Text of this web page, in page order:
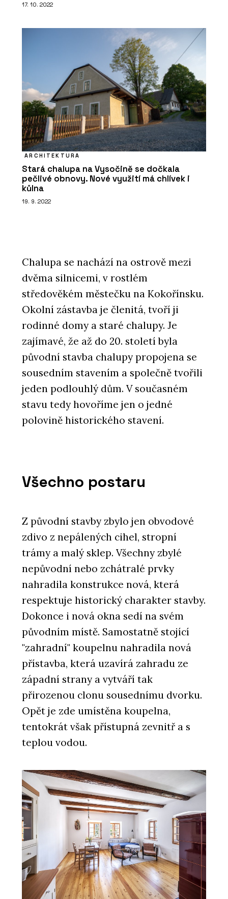
17. 10. 2022
ARCHITEKTURA
Stará chalupa na Vysočině se dočkala
pečlivé obnovy. Nové využití má chlívek i
kůlna
19. 9. 2022
Chalupa se nachází na ostrově mezi
dvěma silnicemi, v rostlém
středověkém městečku na Kokořínsku.
Okolní zástavba je členitá, tvoří ji
rodinné domy a staré chalupy. Je
zajímavé, že až do 20. století byla
původní stavba chalupy propojena se
sousedním stavením a společně tvořili
jeden podlouhlý dům. V současném
stavu tedy hovoříme jen o jedné
polovině historického stavení.
Všechno postaru
Z původní stavby zbylo jen obvodové
zdivo z nepálených cihel, stropní
trámy a malý sklep. Všechny zbylé
nepůvodní nebo zchátralé prvky
nahradila konstrukce nová, která
respektuje historický charakter stavby.
Dokonce i nová okna sedí na svém
původním místě. Samostatně stojící
"zahradní" koupelnu nahradila nová
přístavba, která uzavírá zahradu ze
západní strany a vytváří tak
přirozenou clonu sousednímu dvorku.
Opět je zde umístěna koupelna,
tentokrát však přístupná zevnitř a s
teplou vodou.